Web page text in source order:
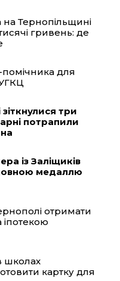
Тернопільщині
гривень: де
для
УГКЦ
три
потрапили
із Заліщиків
медаллю
отримати
школах
картку для